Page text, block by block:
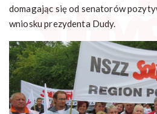
domagając się od senatorów
wniosku prezydenta Dudy.